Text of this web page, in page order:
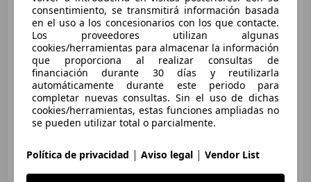
€ 33.790
Sin comparación
08/2022 86.200 km Gasolina
228 kW (310 CV)
4WD
Metacars
consentimiento, se transmitirá información basada
en el uso a los concesionarios con los que contacte.
Los proveedores utilizan algunas
cookies/herramientas para almacenar la información
que proporciona al realizar consultas de
financiación durante 30 días y reutilizarla
automáticamente durante este periodo para
completar nuevas consultas. Sin el uso de dichas
cookies/herramientas, estas funciones ampliadas no
se pueden utilizar total o parcialmente.
Política de privacidad | Aviso legal | Vendor List